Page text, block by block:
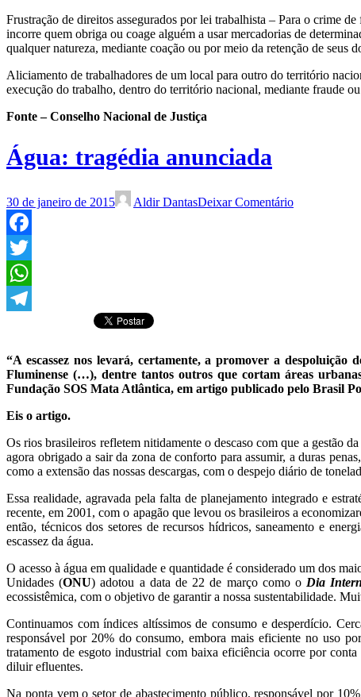
Frustração de direitos assegurados por lei trabalhista – Para o crime
incorre quem obriga ou coage alguém a usar mercadorias de
qualquer natureza, mediante coação ou por meio da retenção de seus
Aliciamento de trabalhadores de um local para outro do território
execução do trabalho, dentro do território nacional, mediante fraude
Fonte – Conselho Nacional de Justiça
Água: tragédia anunciada
30 de janeiro de 2015 Aldir DantasDeixar Comentário
Facebook
Twitter
WhatsApp
“A escassez nos levará, certamente, a promover a
Fluminense (…), dentre tantos outros que cortam áreas
Fundação SOS Mata Atlântica, em artigo publicado pelo Brasil
Eis o artigo.
Os rios brasileiros refletem nitidamente o descaso com que a gestão
agora obrigado a sair da zona de conforto para assumir, a duras
como a extensão das nossas descargas, com o despejo diário de
Essa realidade, agravada pela falta de planejamento integrado e
recente, em 2001, com o apagão que levou os brasileiros a
então, técnicos dos setores de recursos hídricos, saneamento e
escassez da água.
O acesso à água em qualidade e quantidade é considerado um dos
Unidades (ONU) adotou a data de 22 de março como o Dia
ecossistêmica, com o objetivo de garantir a nossa sustentabilidade.
Continuamos com índices altíssimos de consumo e desperdício.
responsável por 20% do consumo, embora mais eficiente no uso
tratamento de esgoto industrial com baixa eficiência ocorre por
diluir efluentes.
Na ponta vem o setor de abastecimento público, responsável por